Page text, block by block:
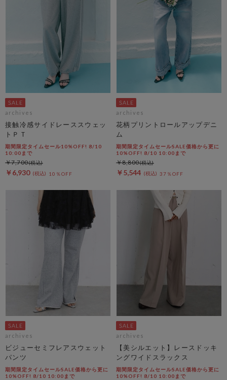
archives
接触冷感サイドレーススウェッ
トＰＴ
期間限定タイムセール10%OFF! 8/10
10:00まで
￥6,930 10％OFF
￥7,700
archives
花柄プリントロールアップデニ
ム
期間限定タイムセールSALE価格から更に
10%OFF! 8/10 10:00まで
￥5,544 37％OFF
￥8,800
archives
ビジューセミフレアスウェット
パンツ
期間限定タイムセールSALE価格から更に
10%OFF! 8/10 10:00まで
archives
【美シルエット】レースドッキ
ングワイドスラックス
期間限定タイムセールSALE価格から更に
10%OFF! 8/10 10:00まで